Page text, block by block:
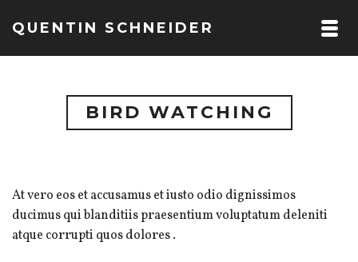
QUENTIN SCHNEIDER
BIRD WATCHING
At vero eos et accusamus et iusto odio dignissimos
ducimus qui blanditiis praesentium voluptatum deleniti
atque corrupti quos dolores .